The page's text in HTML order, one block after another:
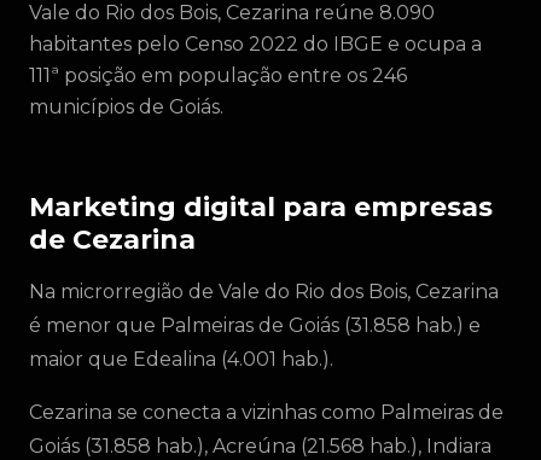
Vale do Rio dos Bois, Cezarina reúne 8.090
habitantes pelo Censo 2022 do IBGE e ocupa a
111ª posição em população entre os 246
municípios de Goiás.
Marketing digital para empresas
de Cezarina
Na microrregião de Vale do Rio dos Bois, Cezarina
é menor que Palmeiras de Goiás (31.858 hab.) e
maior que Edealina (4.001 hab.).
Cezarina se conecta a vizinhas como Palmeiras de
Goiás (31.858 hab.), Acreúna (21.568 hab.), Indiara